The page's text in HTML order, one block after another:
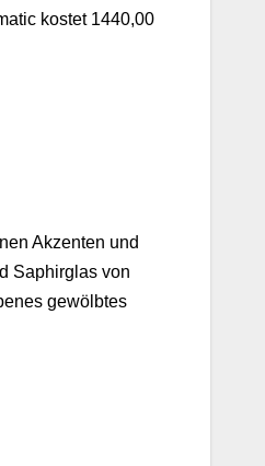
kostet 1440,00
Akzen­ten und
Saphir­glas von
gewölbtes